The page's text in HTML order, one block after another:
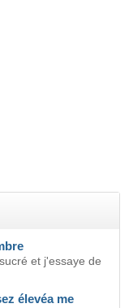
et j'essaye de
élevéa me